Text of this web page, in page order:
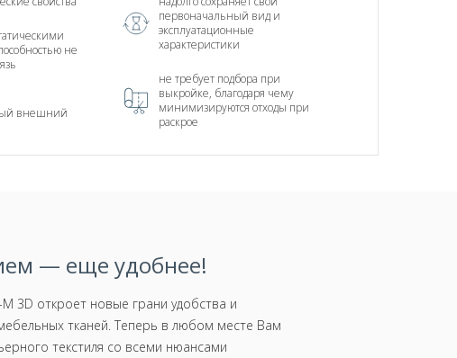
не
внешний
первоначальный вид и
эксплуатационные
характеристики
не требует подбора при
выкройке, благодаря чему
минимизируются отходы при
раскрое
— еще удобнее!
3D откроет новые грани удобства и
тканей. Теперь в любом месте Вам
текстиля со всеми нюансами